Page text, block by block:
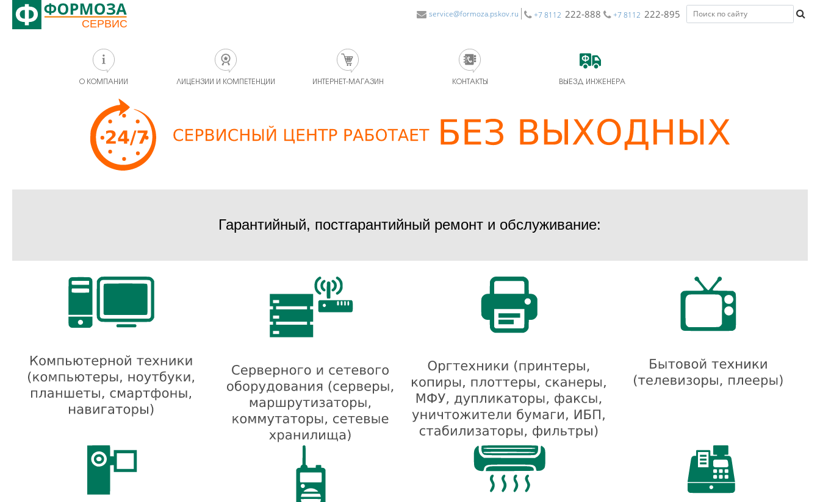
service@formoza.pskov.ru +7 8112 222-888 +7 8112 222-895
О КОМПАНИИ ЛИЦЕНЗИИ И КОМПЕТЕНЦИИ ИНТЕРНЕТ-МАГАЗИН КОНТАКТЫ ВЫЕЗД ИНЖЕНЕРА
Гарантийный, постгарантийный ремонт и обслуживание: